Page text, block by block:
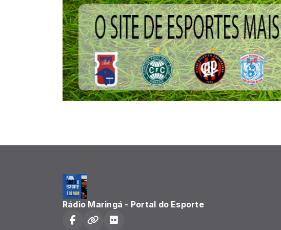
Rádio Maringá - Portal do Esporte